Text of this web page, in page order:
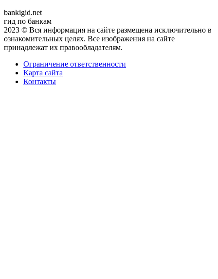
bankigid.net
гид по банкам
2023 © Вся информация на сайте размещена исключительно в
ознакомительных целях. Все изображения на сайте
принадлежат их правообладателям.
Ограничение ответственности
Карта сайта
Контакты